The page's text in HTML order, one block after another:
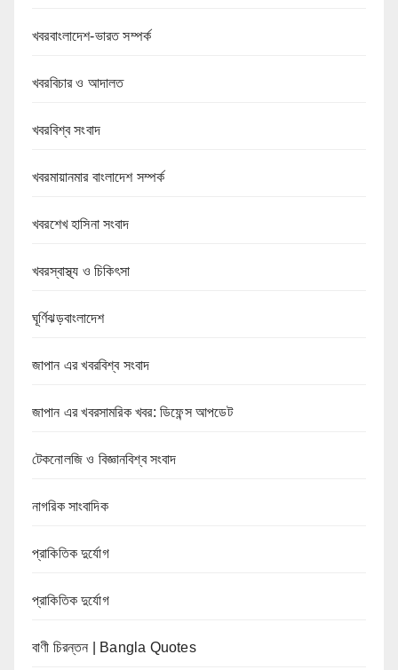
খবরবাংলাদেশ-ভারত সম্পর্ক
খবরবিচার ও আদালত
খবরবিশ্ব সংবাদ
খবরমায়ানমার বাংলাদেশ সম্পর্ক
খবরশেখ হাসিনা সংবাদ
খবরস্বাস্থ্য ও চিকিৎসা
ঘূর্ণিঝড়বাংলাদেশ
জাপান এর খবরবিশ্ব সংবাদ
জাপান এর খবরসামরিক খবর: ডিফেন্স আপডেট
টেকনোলজি ও বিজ্ঞানবিশ্ব সংবাদ
নাগরিক সাংবাদিক
প্রাকিতিক দুর্যোগ
প্রাকিতিক দুর্যোগ
বাণী চিরন্তন | Bangla Quotes